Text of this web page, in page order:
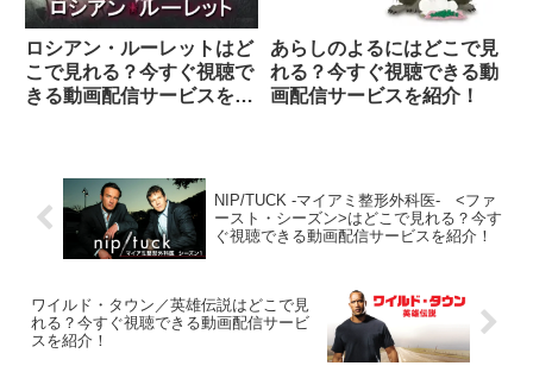
ロシアン・ルーレットはど
こで見れる？今すぐ視聴で
きる動画配信サービスを紹
あらしのよるにはどこで見
れる？今すぐ視聴できる動
画配信サービスを紹介！
NIP/TUCK -マイアミ整形外科医- <ファ
ースト・シーズン>はどこで見れる？今す
ぐ視聴できる動画配信サービスを紹介！
ワイルド・タウン／英雄伝説はどこで見
れる？今すぐ視聴できる動画配信サービ
スを紹介！